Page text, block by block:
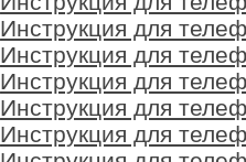
Инструкция для
Инструкция для
Инструкция для
Инструкция для
Инструкция для